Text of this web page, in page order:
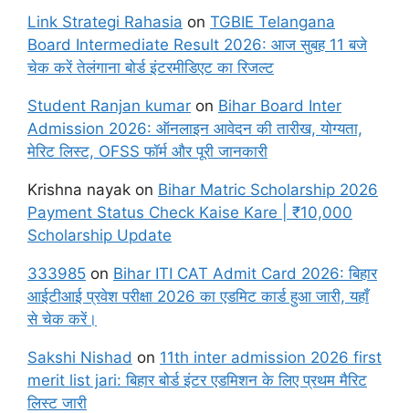
Link Strategi Rahasia on TGBIE Telangana
Board Intermediate Result 2026: आज सुबह 11 बजे
चेक करें तेलंगाना बोर्ड इंटरमीडिएट का रिजल्ट
Student Ranjan kumar on Bihar Board Inter
Admission 2026: ऑनलाइन आवेदन की तारीख, योग्यता,
मेरिट लिस्ट, OFSS फॉर्म और पूरी जानकारी
Krishna nayak on Bihar Matric Scholarship 2026
Payment Status Check Kaise Kare | ₹10,000
Scholarship Update
333985 on Bihar ITI CAT Admit Card 2026: बिहार
आईटीआई प्रवेश परीक्षा 2026 का एडमिट कार्ड हुआ जारी, यहाँ
से चेक करें।
Sakshi Nishad on 11th inter admission 2026 first
merit list jari: बिहार बोर्ड इंटर एडमिशन के लिए प्रथम मैरिट
लिस्ट जारी